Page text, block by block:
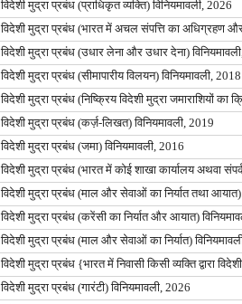
विदेशी मुद्रा प्रबंध (प्राधिकृत व्यक्ति) विनियमावली, 2026
विदेशी मुद्रा प्रबंध (भारत में अचल संपत्ति का अधिग्रहण
विदेशी मुद्रा प्रबंध (उधार लेना और उधार देना)
विदेशी मुद्रा प्रबंध (सीमापारीय विलयन) विनियमावली, 2018
विदेशी मुद्रा प्रबंध (निष्क्रिय विदेशी मुद्रा जमाराशियों का
विदेशी मुद्रा प्रबंध (कर्ज़-लिखत) विनियमावली, 2019
विदेशी मुद्रा प्रबंध (जमा) विनियमावली, 2016
विदेशी मुद्रा प्रबंध (भारत में कोई शाखा कार्यालय अथवा
विदेशी मुद्रा प्रबंध (माल और सेवाओं का निर्यात तथा आयात)
विदेशी मुद्रा प्रबंध (करेंसी का निर्यात और आयात)
विदेशी मुद्रा प्रबंध (माल और सेवाओं का निर्यात)
विदेशी मुद्रा प्रबंध {भारत में निवासी किसी व्यक्ति द्वारा
विदेशी मुद्रा प्रबंध (गारंटी) विनियमावली, 2026